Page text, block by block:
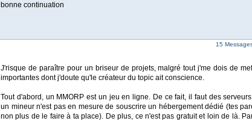
bonne continuation
15
J'risque de paraître pour un briseur de projets, malgré tout j'me dois de
importantes dont j'doute qu'le créateur du topic ait conscience.
Tout d'abord, un MMORP est un jeu en ligne. De ce fait, il faut des
un mineur n'est pas en mesure de souscrire un hébergement dédié (tes
non plus de le faire à ta place). De plus, ce n'est pas gratuit et loin de là.